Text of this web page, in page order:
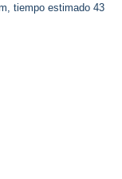
tiempo estimado 43